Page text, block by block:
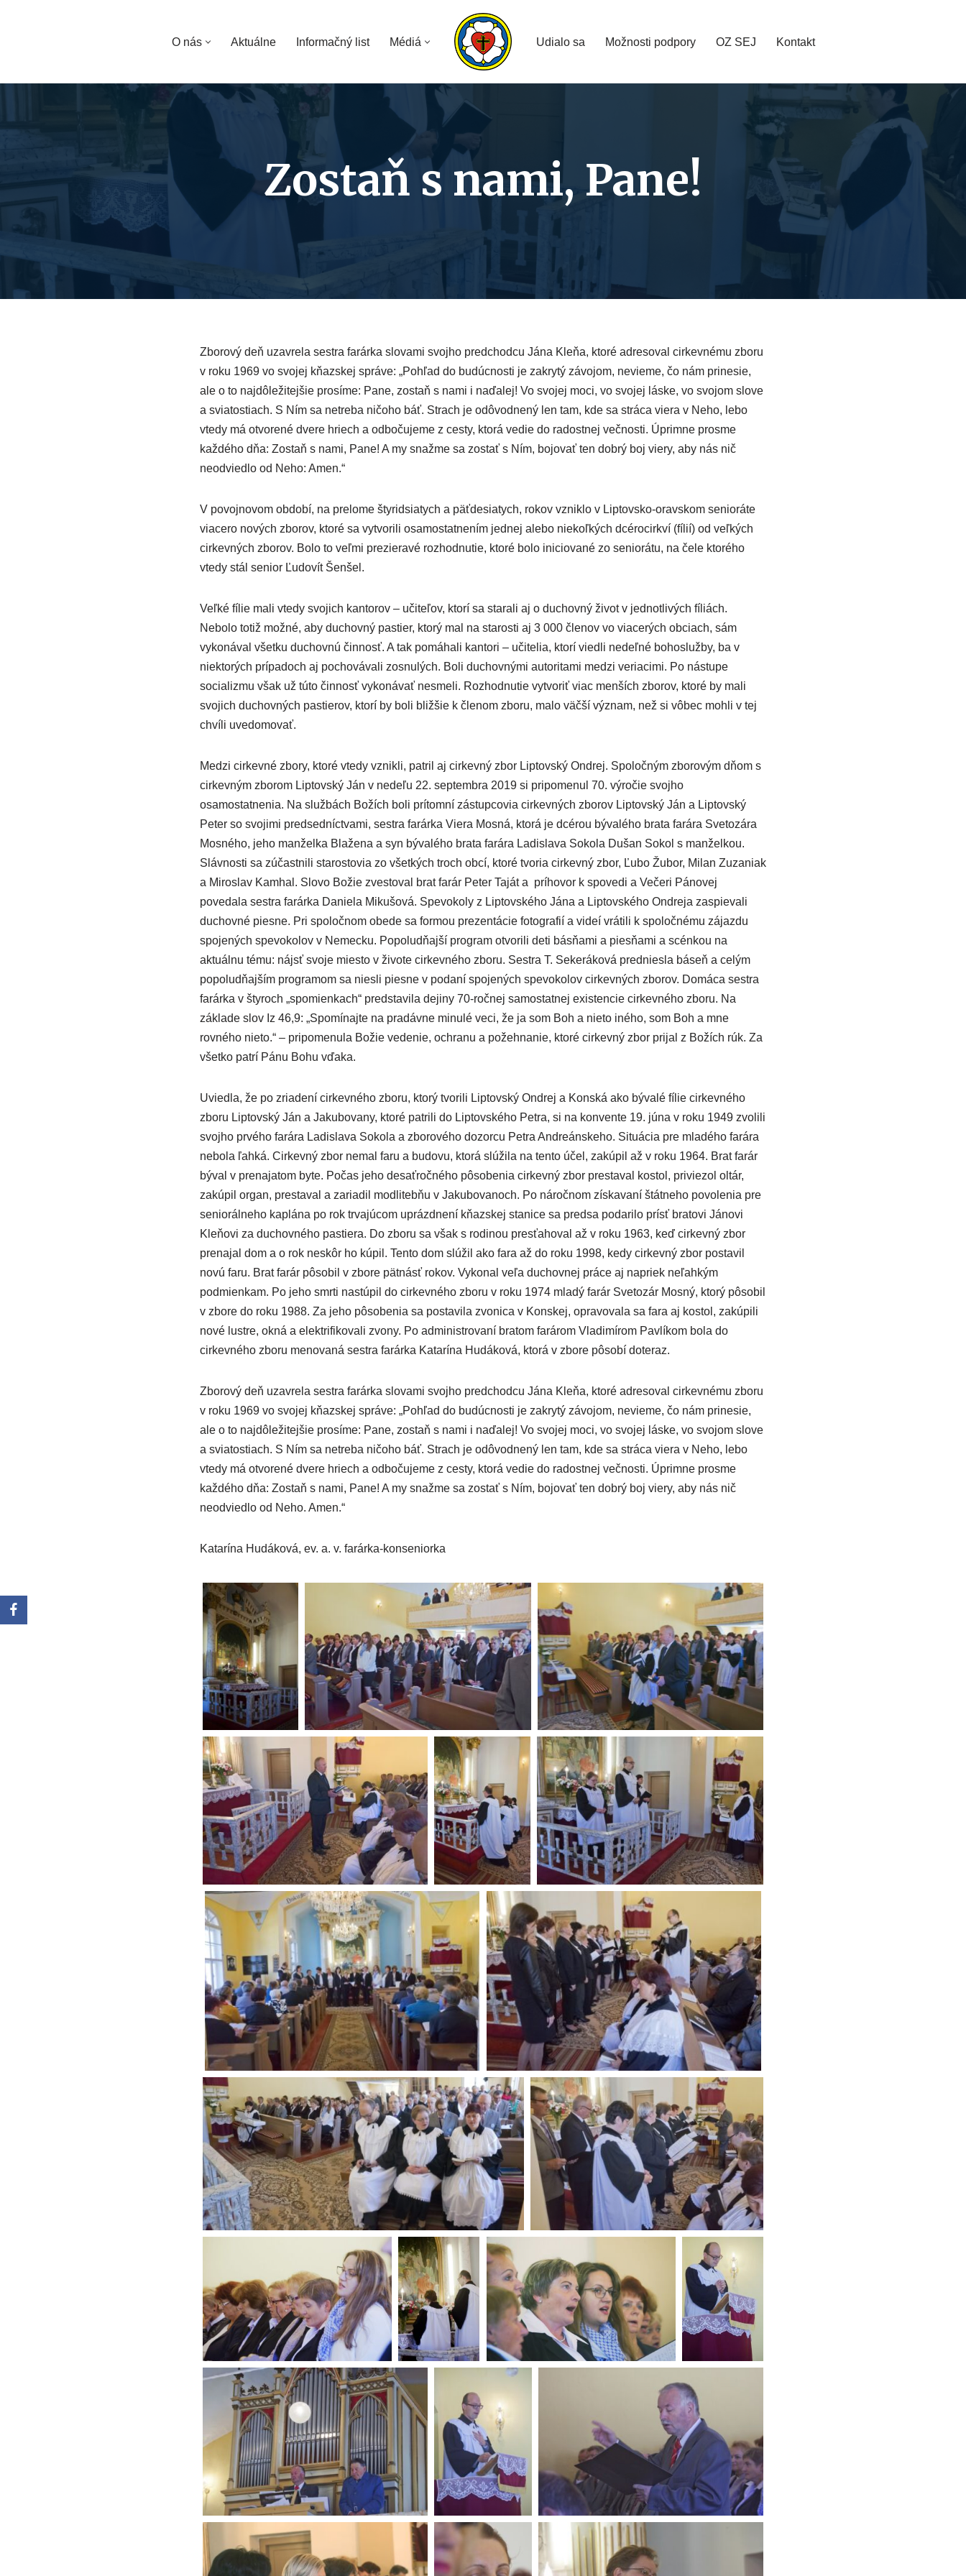
O nás Aktuálne Informačný list Médiá Udialo sa Možnosti podpory OZ SEJ Kontakt
Zostaň s nami, Pane!
Zborový deň uzavrela sestra farárka slovami svojho predchodcu Jána Kleňa, ktoré adresoval cirkevnému zboru
v roku 1969 vo svojej kňazskej správe: „Pohľad do budúcnosti je zakrytý závojom, nevieme, čo nám prinesie,
ale o to najdôležitejšie prosíme: Pane, zostaň s nami i naďalej! Vo svojej moci, vo svojej láske, vo svojom slove
a sviatostiach. S Ním sa netreba ničoho báť. Strach je odôvodnený len tam, kde sa stráca viera v Neho, lebo
vtedy má otvorené dvere hriech a odbočujeme z cesty, ktorá vedie do radostnej večnosti. Úprimne prosme
každého dňa: Zostaň s nami, Pane! A my snažme sa zostať s Ním, bojovať ten dobrý boj viery, aby nás nič
neodviedlo od Neho: Amen.“
V povojnovom období, na prelome štyridsiatych a päťdesiatych, rokov vzniklo v Liptovsko-oravskom senioráte
viacero nových zborov, ktoré sa vytvorili osamostatnením jednej alebo niekoľkých dcérocirkví (fílií) od veľkých
cirkevných zborov. Bolo to veľmi prezieravé rozhodnutie, ktoré bolo iniciované zo seniorátu, na čele ktorého
vtedy stál senior Ľudovít Šenšel.
Veľké fílie mali vtedy svojich kantorov – učiteľov, ktorí sa starali aj o duchovný život v jednotlivých fíliách.
Nebolo totiž možné, aby duchovný pastier, ktorý mal na starosti aj 3 000 členov vo viacerých obciach, sám
vykonával všetku duchovnú činnosť. A tak pomáhali kantori – učitelia, ktorí viedli nedeľné bohoslužby, ba v
niektorých prípadoch aj pochovávali zosnulých. Boli duchovnými autoritami medzi veriacimi. Po nástupe
socializmu však už túto činnosť vykonávať nesmeli. Rozhodnutie vytvoriť viac menších zborov, ktoré by mali
svojich duchovných pastierov, ktorí by boli bližšie k členom zboru, malo väčší význam, než si vôbec mohli v tej
chvíli uvedomovať.
Medzi cirkevné zbory, ktoré vtedy vznikli, patril aj cirkevný zbor Liptovský Ondrej. Spoločným zborovým dňom s
cirkevným zborom Liptovský Ján v nedeľu 22. septembra 2019 si pripomenul 70. výročie svojho
osamostatnenia. Na službách Božích boli prítomní zástupcovia cirkevných zborov Liptovský Ján a Liptovský
Peter so svojimi predsedníctvami, sestra farárka Viera Mosná, ktorá je dcérou bývalého brata farára Svetozára
Mosného, jeho manželka Blažena a syn bývalého brata farára Ladislava Sokola Dušan Sokol s manželkou.
Slávnosti sa zúčastnili starostovia zo všetkých troch obcí, ktoré tvoria cirkevný zbor, Ľubo Žubor, Milan Zuzaniak
a Miroslav Kamhal. Slovo Božie zvestoval brat farár Peter Taját a príhovor k spovedi a Večeri Pánovej
povedala sestra farárka Daniela Mikušová. Spevokoly z Liptovského Jána a Liptovského Ondreja zaspievali
duchovné piesne. Pri spoločnom obede sa formou prezentácie fotografií a videí vrátili k spoločnému zájazdu
spojených spevokolov v Nemecku. Popoludňajší program otvorili deti básňami a piesňami a scénkou na
aktuálnu tému: nájsť svoje miesto v živote cirkevného zboru. Sestra T. Sekeráková predniesla báseň a celým
popoludňajším programom sa niesli piesne v podaní spojených spevokolov cirkevných zborov. Domáca sestra
farárka v štyroch „spomienkach“ predstavila dejiny 70-ročnej samostatnej existencie cirkevného zboru. Na
základe slov Iz 46,9: „Spomínajte na pradávne minulé veci, že ja som Boh a nieto iného, som Boh a mne
rovného nieto.“ – pripomenula Božie vedenie, ochranu a požehnanie, ktoré cirkevný zbor prijal z Božích rúk. Za
všetko patrí Pánu Bohu vďaka.
Uviedla, že po zriadení cirkevného zboru, ktorý tvorili Liptovský Ondrej a Konská ako bývalé fílie cirkevného
zboru Liptovský Ján a Jakubovany, ktoré patrili do Liptovského Petra, si na konvente 19. júna v roku 1949 zvolili
svojho prvého farára Ladislava Sokola a zborového dozorcu Petra Andreánskeho. Situácia pre mladého farára
nebola ľahká. Cirkevný zbor nemal faru a budovu, ktorá slúžila na tento účel, zakúpil až v roku 1964. Brat farár
býval v prenajatom byte. Počas jeho desaťročného pôsobenia cirkevný zbor prestaval kostol, priviezol oltár,
zakúpil organ, prestaval a zariadil modlitebňu v Jakubovanoch. Po náročnom získavaní štátneho povolenia pre
seniorálneho kaplána po rok trvajúcom uprázdnení kňazskej stanice sa predsa podarilo prísť bratovi Jánovi
Kleňovi za duchovného pastiera. Do zboru sa však s rodinou presťahoval až v roku 1963, keď cirkevný zbor
prenajal dom a o rok neskôr ho kúpil. Tento dom slúžil ako fara až do roku 1998, kedy cirkevný zbor postavil
novú faru. Brat farár pôsobil v zbore pätnásť rokov. Vykonal veľa duchovnej práce aj napriek neľahkým
podmienkam. Po jeho smrti nastúpil do cirkevného zboru v roku 1974 mladý farár Svetozár Mosný, ktorý pôsobil
v zbore do roku 1988. Za jeho pôsobenia sa postavila zvonica v Konskej, opravovala sa fara aj kostol, zakúpili
nové lustre, okná a elektrifikovali zvony. Po administrovaní bratom farárom Vladimírom Pavlíkom bola do
cirkevného zboru menovaná sestra farárka Katarína Hudáková, ktorá v zbore pôsobí doteraz.
Zborový deň uzavrela sestra farárka slovami svojho predchodcu Jána Kleňa, ktoré adresoval cirkevnému zboru
v roku 1969 vo svojej kňazskej správe: „Pohľad do budúcnosti je zakrytý závojom, nevieme, čo nám prinesie,
ale o to najdôležitejšie prosíme: Pane, zostaň s nami i naďalej! Vo svojej moci, vo svojej láske, vo svojom slove
a sviatostiach. S Ním sa netreba ničoho báť. Strach je odôvodnený len tam, kde sa stráca viera v Neho, lebo
vtedy má otvorené dvere hriech a odbočujeme z cesty, ktorá vedie do radostnej večnosti. Úprimne prosme
každého dňa: Zostaň s nami, Pane! A my snažme sa zostať s Ním, bojovať ten dobrý boj viery, aby nás nič
neodviedlo od Neho. Amen.“
Katarína Hudáková, ev. a. v. farárka-konseniorka